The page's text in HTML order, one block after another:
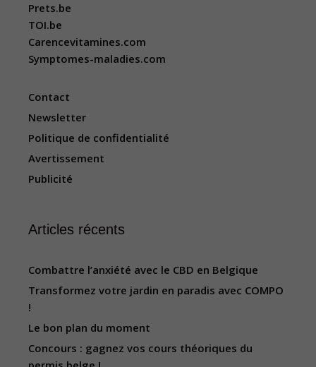
Prets.be
TOI.be
Carencevitamines.com
Symptomes-maladies.com
Contact
Newsletter
Politique de confidentialité
Avertissement
Publicité
Articles récents
Combattre l’anxiété avec le CBD en Belgique
Transformez votre jardin en paradis avec COMPO
!
Le bon plan du moment
Concours : gagnez vos cours théoriques du